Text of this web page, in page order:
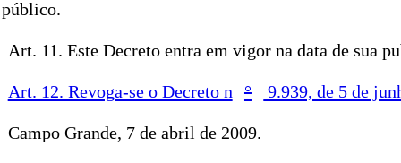
público.
Art. 11. Este Decreto entra em vigor na data de sua
Art. 12. Revoga-se o Decreto n ° 9.939, de 5 de
Campo Grande, 7 de abril de 2009.